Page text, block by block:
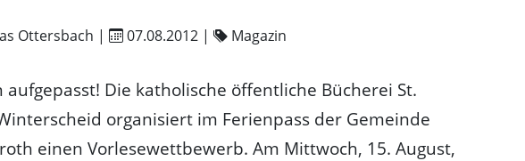
Ottersbach | 07.08.2012 | Magazin
aufgepasst! Die katholische öffentliche Bücherei St.
organisiert im Ferienpass der Gemeinde
einen Vorlesewettbewerb. Am Mittwoch, 15. August,